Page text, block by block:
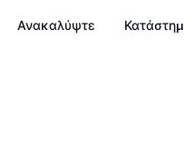
Ανακαλύψτε